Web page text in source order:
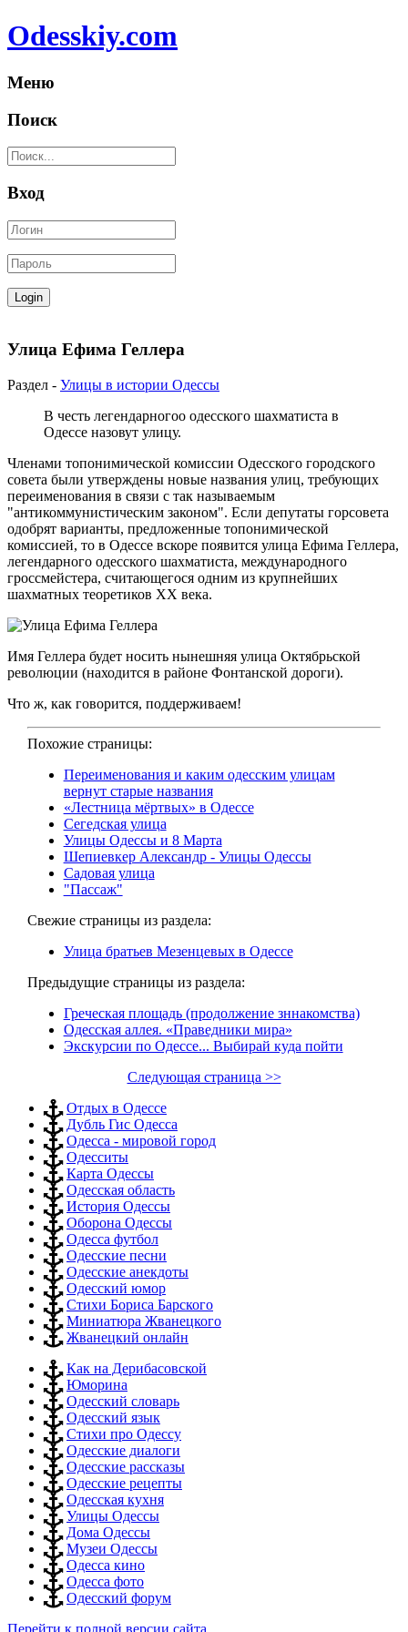
Odesskiy.com
Меню
Поиск
Вход
Улица Ефима Геллера
Раздел - Улицы в истории Одессы
В честь легендарногоо одесского шахматиста в
Одессе назовут улицу.
Членами топонимической комиссии Одесского городского
совета были утверждены новые названия улиц, требующих
переименования в связи с так называемым
"антикоммунистическим законом". Если депутаты горсовета
одобрят варианты, предложенные топонимической
комиссией, то в Одессе вскоре появится улица Ефима Геллера,
легендарного одесского шахматиста, международного
гроссмейстера, считающегося одним из крупнейших
шахматных теоретиков ХХ века.
Имя Геллера будет носить нынешняя улица Октябрьской
революции (находится в районе Фонтанской дороги).
Что ж, как говорится, поддерживаем!
Похожие страницы:
Переименования и каким одесским улицам
вернут старые названия
«Лестница мёртвых» в Одессе
Сегедская улица
Улицы Одессы и 8 Марта
Шепиевкер Александр - Улицы Одессы
Садовая улица
"Пассаж"
Свежие страницы из раздела:
Улица братьев Мезенцевых в Одессе
Предыдущие страницы из раздела:
Греческая площадь (продолжение зннакомства)
Одесская аллея. «Праведники мира»
Экскурсии по Одессе... Выбирай куда пойти
Следующая страница >>
Отдых в Одессе
Дубль Гис Одесса
Одесса - мировой город
Одесситы
Карта Одессы
Одесская область
История Одессы
Оборона Одессы
Одесса футбол
Одесские песни
Одесские анекдоты
Одесский юмор
Стихи Бориса Барского
Миниатюра Жванецкого
Жванецкий онлайн
Как на Дерибасовской
Юморина
Одесский словарь
Одесский язык
Стихи про Одессу
Одесские диалоги
Одесские рассказы
Одесские рецепты
Одесская кухня
Улицы Одессы
Дома Одессы
Музеи Одессы
Одесса кино
Одесса фото
Одесский форум